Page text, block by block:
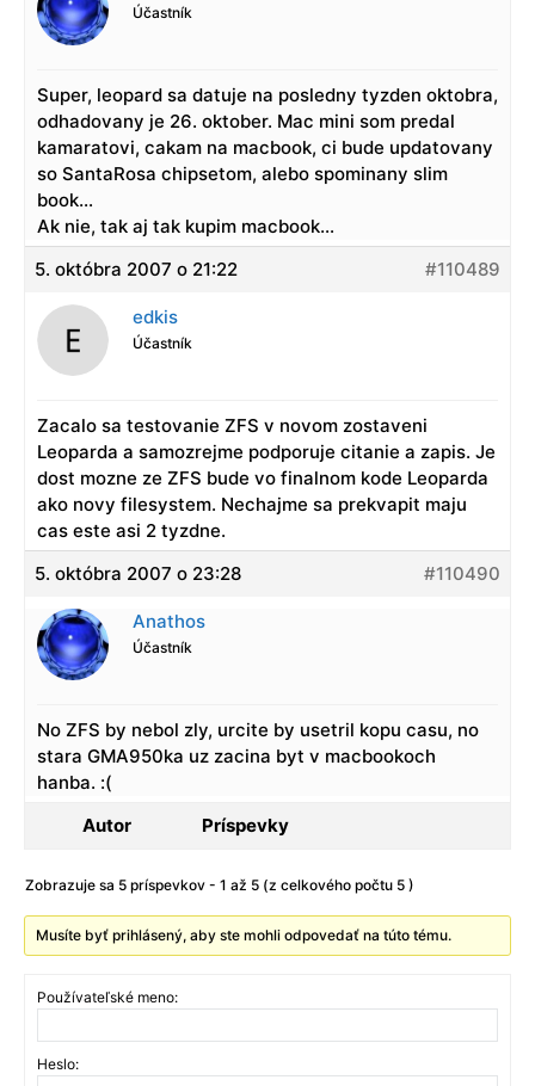
Účastník
Super, leopard sa datuje na posledny tyzden oktobra,
odhadovany je 26. oktober. Mac mini som predal
kamaratovi, cakam na macbook, ci bude updatovany
so SantaRosa chipsetom, alebo spominany slim
book…
Ak nie, tak aj tak kupim macbook…
5. októbra 2007 o 21:22
#110489
edkis
Účastník
Zacalo sa testovanie ZFS v novom zostaveni
Leoparda a samozrejme podporuje citanie a zapis. Je
dost mozne ze ZFS bude vo finalnom kode Leoparda
ako novy filesystem. Nechajme sa prekvapit maju
cas este asi 2 tyzdne.
5. októbra 2007 o 23:28
#110490
Anathos
Účastník
No ZFS by nebol zly, urcite by usetril kopu casu, no
stara GMA950ka uz zacina byt v macbookoch
hanba. :(
Autor
Príspevky
Zobrazuje sa 5 príspevkov - 1 až 5 (z celkového počtu 5 )
Musíte byť prihlásený, aby ste mohli odpovedať na túto tému.
Používateľské meno:
Heslo: